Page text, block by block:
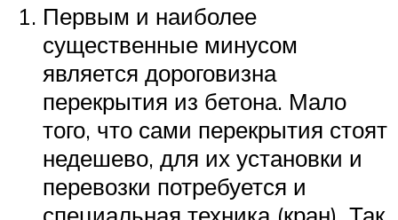
Первым и наиболее
существенные минусом
является дороговизна
перекрытия из бетона. Мало
того, что сами перекрытия стоят
недешево, для их установки и
перевозки потребуется и